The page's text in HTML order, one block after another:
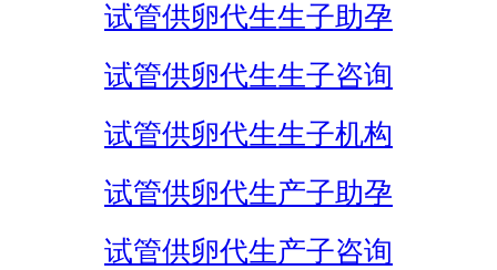
试管供卵代生生子助孕
试管供卵代生生子咨询
试管供卵代生生子机构
试管供卵代生产子助孕
试管供卵代生产子咨询